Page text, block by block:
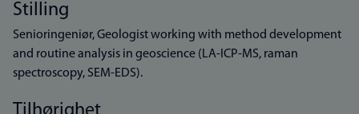
Stilling
Senioringeniør, Geologist working with method development
and routine analysis in geoscience (LA-ICP-MS, raman
spectroscopy, SEM-EDS).